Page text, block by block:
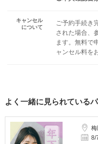
キャンセル
について
ご予約手続き
された場合、
ます。無料で
ャンセル料を
よく一緒に見られている
8/